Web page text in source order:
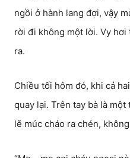
ngồi ở hành lang đợi, vậy
rời đi không một lời. Vy
ra.
Chiều tối hôm đó, khi cả
quay lại. Trên tay bà là
lẽ múc cháo ra chén,